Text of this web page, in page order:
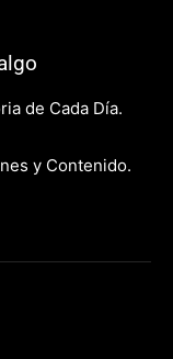
de Cada Día.
y Contenido.